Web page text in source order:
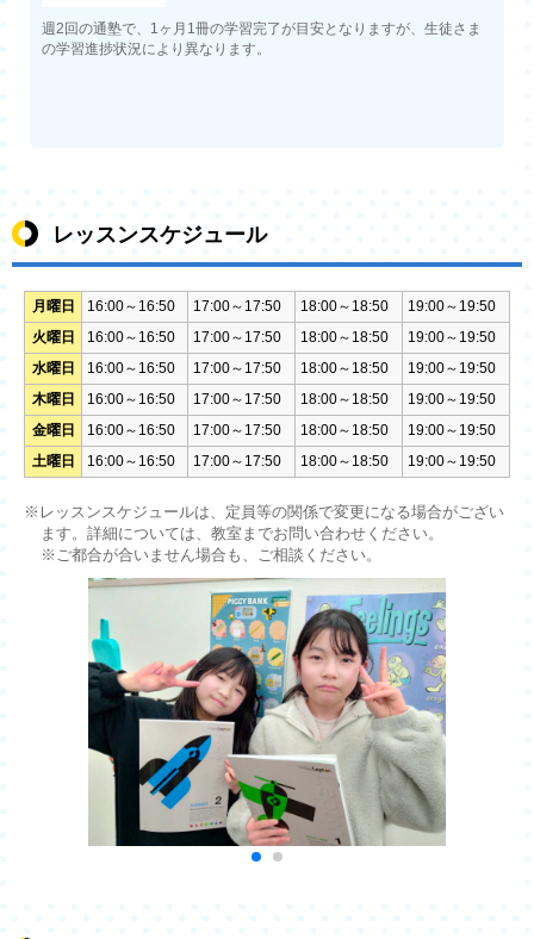
週2回の通塾で、1ヶ月1冊の学習完了が目安となりますが、生徒さま
の学習進捗状況により異なります。
レッスンスケジュール
月曜日 16:00～16:50 17:00～17:50 18:00～18:50
19:00～19:50
火曜日
16:00～16:50 17:00～17:50 18:00～18:50
19:00～19:50
水曜日
16:00～16:50 17:00～17:50 18:00～18:50
19:00～19:50
木曜日
16:00～16:50 17:00～17:50 18:00～18:50
19:00～19:50
金曜日
16:00～16:50 17:00～17:50 18:00～18:50
19:00～19:50
土曜日
16:00～16:50 17:00～17:50 18:00～18:50 19:00～19:50
※レッスンスケジュールは、定員等の関係で変更になる場合がござい
ます。詳細については、教室までお問い合わせください。
※ご都合が合いません場合も、ご相談ください。